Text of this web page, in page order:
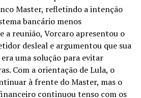
Master, refletindo a intenção
bancário menos
a reunião, Vorcaro apresentou o
desleal e argumentou que sua
uma solução para evitar
Com a orientação de Lula, o
à frente do Master, mas o
continuou tenso com os